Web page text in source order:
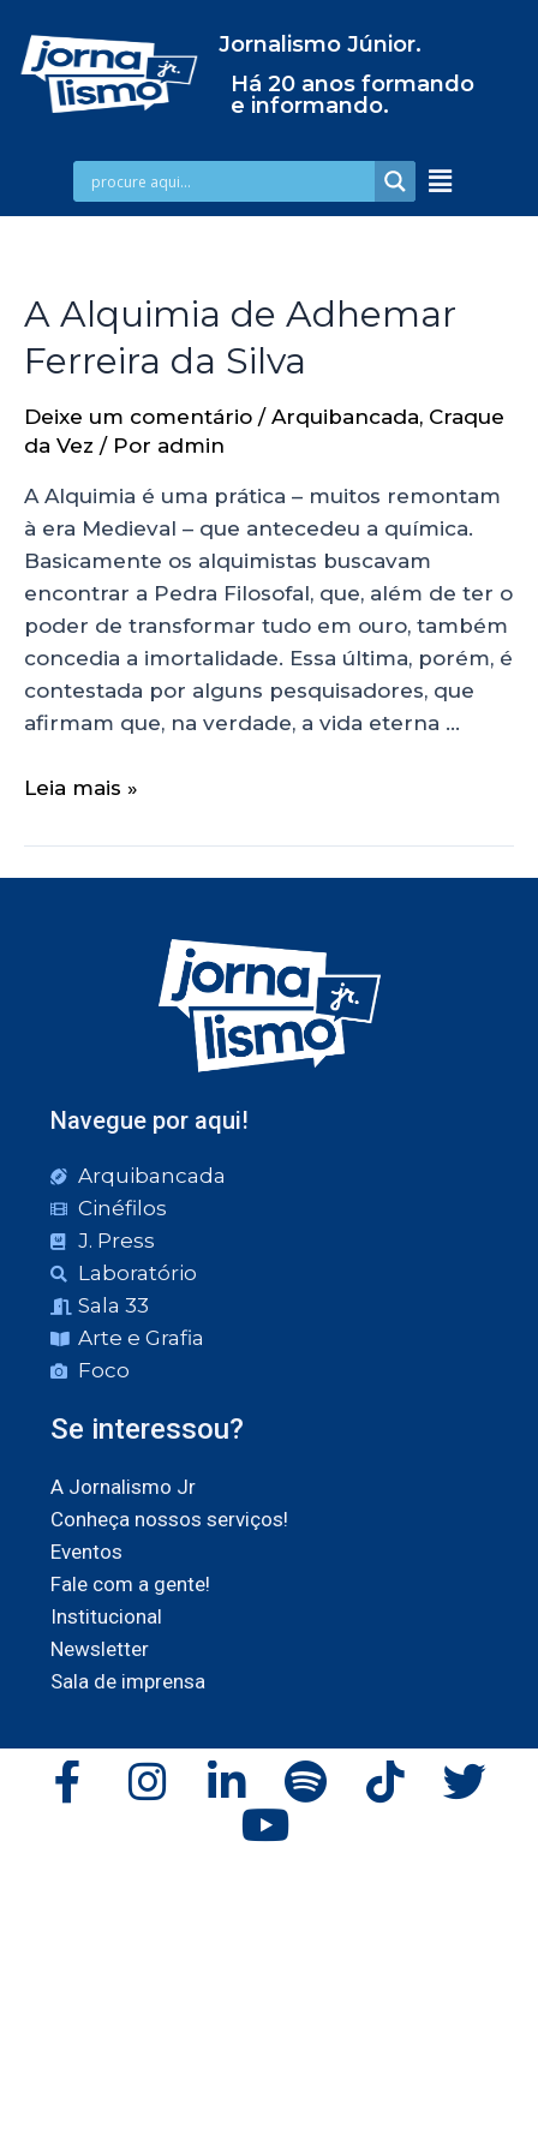
Jornalismo Júnior.
Há 20 anos formando
e informando.
A Alquimia de Adhemar
Ferreira da Silva
Deixe um comentário / Arquibancada, Craque
da Vez / Por admin
A Alquimia é uma prática – muitos remontam
à era Medieval – que antecedeu a química.
Basicamente os alquimistas buscavam
encontrar a Pedra Filosofal, que, além de ter o
poder de transformar tudo em ouro, também
concedia a imortalidade. Essa última, porém, é
contestada por alguns pesquisadores, que
afirmam que, na verdade, a vida eterna …
Leia mais »
Navegue por aqui!
Arquibancada
Cinéfilos
J. Press
Laboratório
Sala 33
Arte e Grafia
Foco
Se interessou?
A Jornalismo Jr
Conheça nossos serviços!
Eventos
Fale com a gente!
Institucional
Newsletter
Sala de imprensa